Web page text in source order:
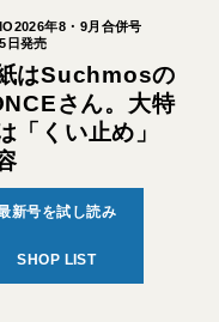
年8・9月合併号
日発売
はSuchmosの
さん。大特
「くい止め」
新号を試し読み
SHOP LIST